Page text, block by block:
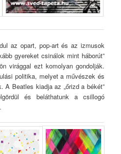
az opart, pop-art és az izmusok
gyereket csinálok mint háborút”
virággal ezt komolyan gondolják.
politika, melyet a művészek és
A Beatles kiadja az „őrizd a békét”
és beláthatunk a csillogó